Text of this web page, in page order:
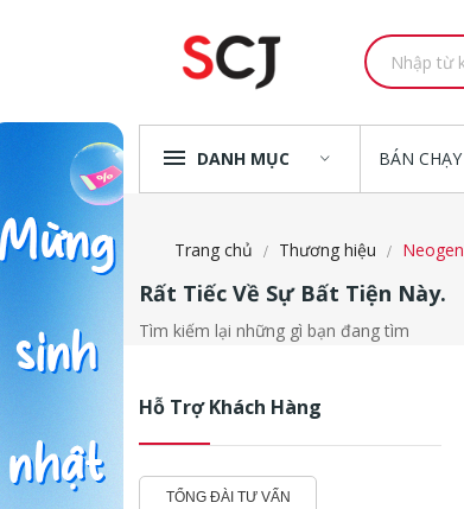
DANH MỤC BÁN CHẠY
Trang chủ Thương hiệu Neogen
Rất Tiếc Về Sự Bất Tiện Này.
Tìm kiếm lại những gì bạn đang tìm
Hỗ Trợ Khách Hàng
TỔNG ĐÀI TƯ VẤN